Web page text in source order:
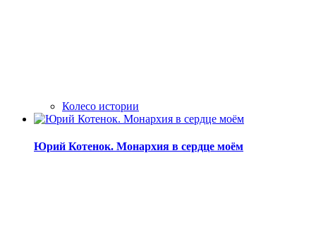
Колесо истории
Юрий Котенок. Монархия в сердце моём